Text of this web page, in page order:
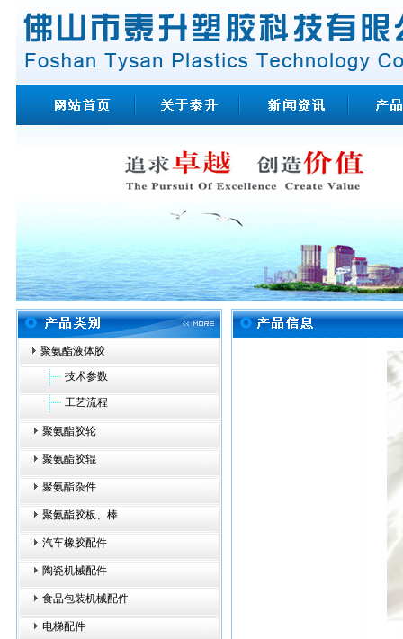
聚氨酯液体胶
技术参数
工艺流程
聚氨酯胶轮
聚氨酯胶辊
聚氨酯杂件
聚氨酯胶板、棒
汽车橡胶配件
陶瓷机械配件
食品包装机械配件
电梯配件